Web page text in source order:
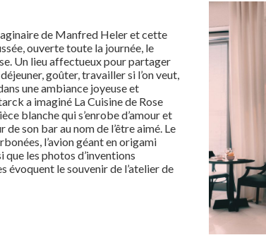
de Manfred Heler et cette
ouverte toute la journée, le
Un lieu affectueux pour partager
goûter, travailler si l’on veut,
une ambiance joyeuse et
a imaginé La Cuisine de Rose
blanche qui s’enrobe d’amour et
son bar au nom de l’être aimé. Le
l’avion géant en origami
que les photos d’inventions
évoquent le souvenir de l’atelier de